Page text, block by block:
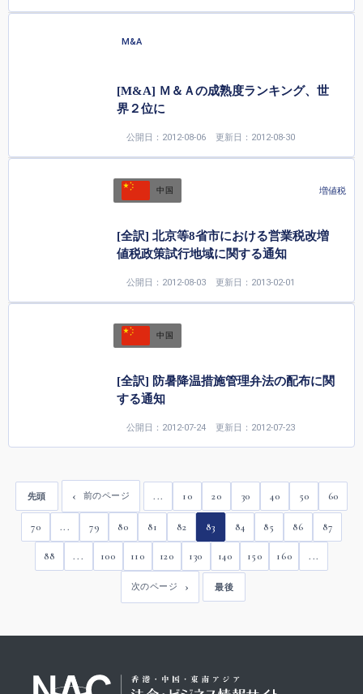
M&A
[M&A] Ｍ＆Ａの成熟度ランキング、世
界２位に
公開日：2012-08-06 更新日：2012-08-30
中国 増値税
[全訳] 北京等8省市における営業税改増
値税政策試行地域に関する通知
公開日：2012-08-03 更新日：2013-02-01
中国
[全訳] 防暑降温措施管理弁法の配布に関
する通知
公開日：2012-07-24 更新日：2012-07-23
先頭 前のページ ... 10 20 30 40 50 60
70 ... 79 80 81 82 83 84 85 86 87
88 ... 100 110 120 130 140 150 160 ...
次のページ 最後